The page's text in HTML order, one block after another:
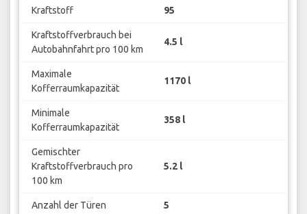
Kraftstoff 95
Kraftstoffverbrauch bei
Autobahnfahrt pro 100 km
4.5 l
Maximale
Kofferraumkapazität
1170 l
Minimale
Kofferraumkapazität
358 l
Gemischter
Kraftstoffverbrauch pro
100 km
5.2 l
Anzahl der Türen 5